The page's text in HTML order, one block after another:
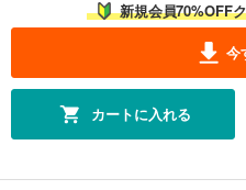
新規会員70%OFF
今
カートに入れる